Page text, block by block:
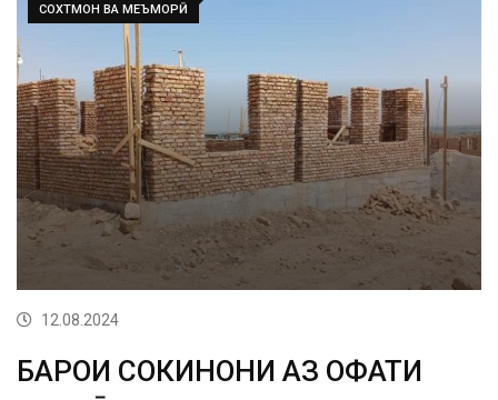
СОХТМОН ВА МЕЪМОРӢ
12.08.2024
БАРОИ СОКИНОНИ АЗ ОФАТИ